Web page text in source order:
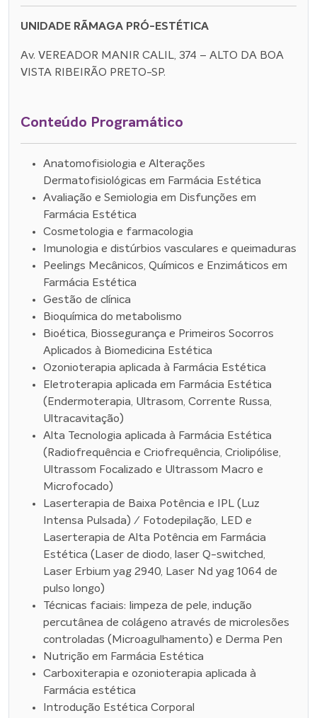
UNIDADE RÃMAGA PRÓ-ESTÉTICA
Av. VEREADOR MANIR CALIL, 374 – ALTO DA BOA
VISTA RIBEIRÃO PRETO-SP.
Conteúdo Programático
Anatomofisiologia e Alterações
Dermatofisiológicas em Farmácia Estética
Avaliação e Semiologia em Disfunções em
Farmácia Estética
Cosmetologia e farmacologia
Imunologia e distúrbios vasculares e queimaduras
Peelings Mecânicos, Químicos e Enzimáticos em
Farmácia Estética
Gestão de clínica
Bioquímica do metabolismo
Bioética, Biossegurança e Primeiros Socorros
Aplicados à Biomedicina Estética
Ozonioterapia aplicada à Farmácia Estética
Eletroterapia aplicada em Farmácia Estética
(Endermoterapia, Ultrasom, Corrente Russa,
Ultracavitação)
Alta Tecnologia aplicada à Farmácia Estética
(Radiofrequência e Criofrequência, Criolipólise,
Ultrassom Focalizado e Ultrassom Macro e
Microfocado)
Laserterapia de Baixa Potência e IPL (Luz
Intensa Pulsada) / Fotodepilação, LED e
Laserterapia de Alta Potência em Farmácia
Estética (Laser de diodo, laser Q-switched,
Laser Erbium yag 2940, Laser Nd yag 1064 de
pulso longo)
Técnicas faciais: limpeza de pele, indução
percutânea de colágeno através de microlesões
controladas (Microagulhamento) e Derma Pen
Nutrição em Farmácia Estética
Carboxiterapia e ozonioterapia aplicada à
Farmácia estética
Introdução Estética Corporal